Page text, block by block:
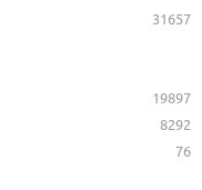
31657
19897
8292
76